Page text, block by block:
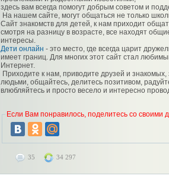
здесь вам всегда помогут добрым советом и
На нашем сайте, могут общаться не только
Сайт знакомств для детей, к нам приходит
смотря на разницу в возрасте, все находят
интересы.
Дети онлайн - это место, где всегда царит
имеет границ. Для многих этот сайт стал
Интернет.
Приходите к нам, приводите друзей и
людьми, общайтесь, делитесь позитивом,
влюбляйтесь и просто весело и интересно
Если Вам понравилось, поделитесь со своими
35 34 297